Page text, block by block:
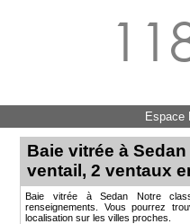
Espace
Baie vitrée à
ventail, 2 ventaux
Baie vitrée à Sedan Notre
renseignements. Vous pourrez
localisation sur les villes proches.